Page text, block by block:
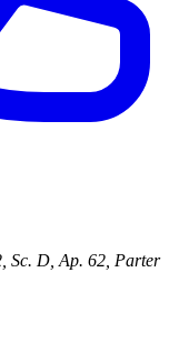
Sc. D, Ap. 62, Parter